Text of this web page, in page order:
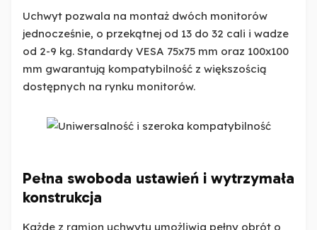
Uchwyt pozwala na montaż dwóch monitorów
jednocześnie, o przekątnej od 13 do 32 cali i wadze
od 2-9 kg. Standardy VESA 75x75 mm oraz 100x100
mm gwarantują kompatybilność z większością
dostępnych na rynku monitorów.
Pełna swoboda ustawień i wytrzymała
konstrukcja
Każde z ramion uchwytu umożliwia pełny obrót o